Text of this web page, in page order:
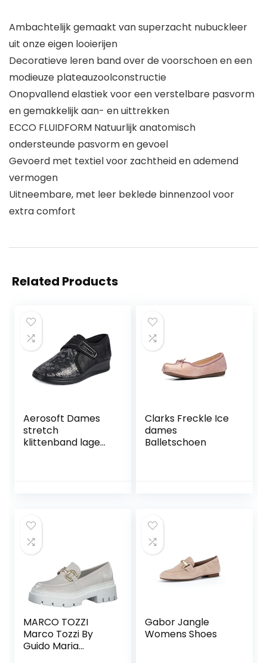
Ambachtelijk gemaakt van superzacht nubuckleer
uit onze eigen looierijen
Decoratieve leren band over de voorschoen en een
modieuze plateauzoolconstructie
Onopvallend elastiek voor een verstelbare pasvorm
en gemakkelijk aan- en uittrekken
ECCO FLUIDFORM Natuurlijk anatomisch
ondersteunde pasvorm en gevoel
Gevoerd met textiel voor zachtheid en ademend
vermogen
Uitneembare, met leer beklede binnenzool voor
extra comfort
Related Products
Aerosoft Dames
stretch
klittenband lage
goed
Clarks Freckle Ice
dames
Balletschoen
MARCO TOZZI
Marco Tozzi By
Guido Maria
Gabor Jangle
Womens Shoes